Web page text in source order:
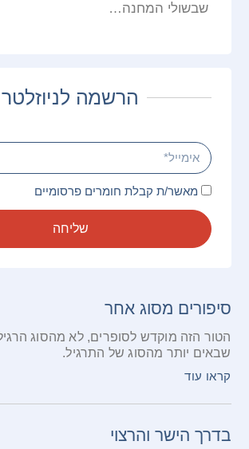
הרשמה לניוזלטר
מאשר/ת קבלת חומרים פרסומיים
שליחה
סיפורים מסוג אחר
הטור הזה מוקדש לסופרים, לא מהסוג
שבאים יותר מהסוג של התרגיל.
קראו עוד
בדרך הישר והרצוי
שבשולי המחנה…